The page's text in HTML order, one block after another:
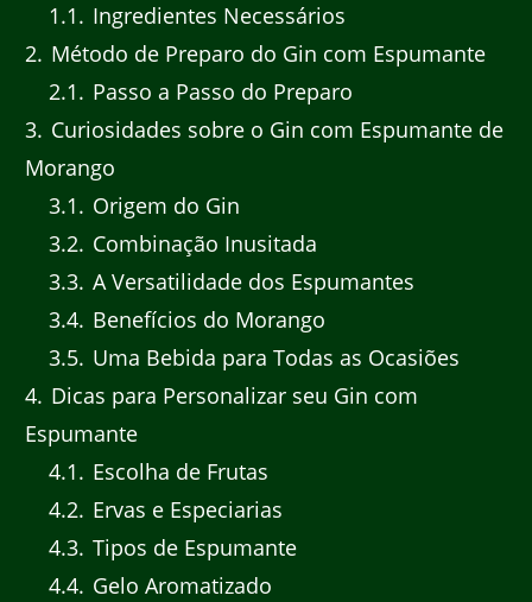
1.1
Ingredientes Necessários
2 Método de Preparo do Gin com Espumante
2.1
Passo a Passo do Preparo
3 Curiosidades sobre o Gin com Espumante de
Morango
3.1
Origem do Gin
3.2 Combinação Inusitada
3.3 A Versatilidade dos Espumantes
3.4 Benefícios do Morango
3.5 Uma Bebida para Todas as Ocasiões
4 Dicas para Personalizar seu Gin com
Espumante
4.1
Escolha de Frutas
4.2 Ervas e Especiarias
4.3 Tipos de Espumante
4.4 Gelo Aromatizado